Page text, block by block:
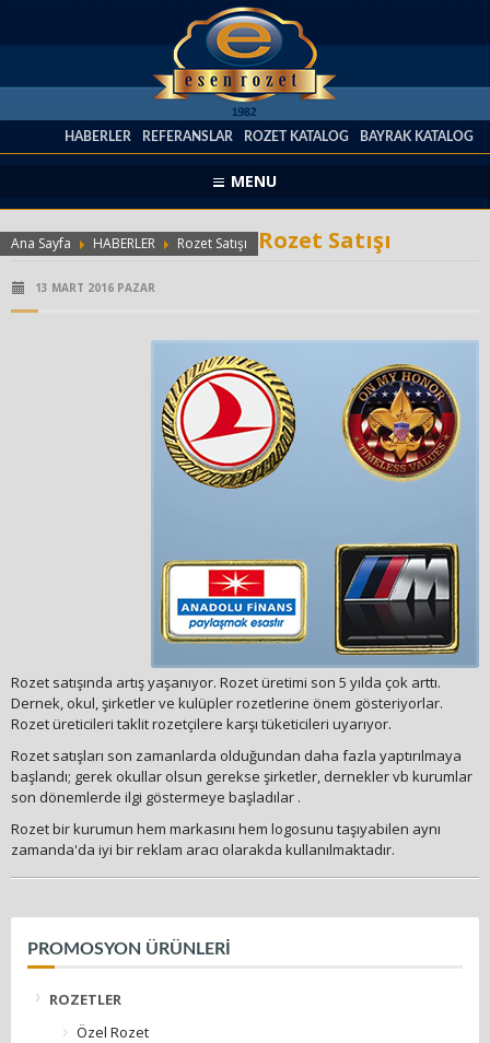
HABERLER REFERANSLAR ROZET KATALOG BAYRAK KATALOG
MENU
Ana Sayfa HABERLER Rozet Satışı Rozet Satışı
13 MART 2016 PAZAR
Rozet satışında artış yaşanıyor. Rozet üretimi son 5 yılda çok arttı.
Dernek, okul, şirketler ve kulüpler rozetlerine önem gösteriyorlar.
Rozet üreticileri taklit rozetçilere karşı tüketicileri uyarıyor.
Rozet satışları son zamanlarda olduğundan daha fazla yaptırılmaya
başlandı; gerek okullar olsun gerekse şirketler, dernekler vb kurumlar
son dönemlerde ilgi göstermeye başladılar .
Rozet bir kurumun hem markasını hem logosunu taşıyabilen aynı
zamanda'da iyi bir reklam aracı olarakda kullanılmaktadır.
PROMOSYON ÜRÜNLERİ
ROZETLER
Özel Rozet